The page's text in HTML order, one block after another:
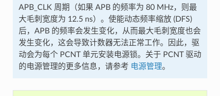
APB_CLK 周期（如果 APB 的频率为 80 MHz，则最
大毛刺宽度为 12.5 ns）。使能动态频率缩放 (DFS)
后，APB 的频率会发生变化，从而最大毛刺宽度也会
发生变化，这会导致计数器无法正常工作。因此，驱
动会为每个 PCNT 单元安装电源锁。关于 PCNT 驱动
的电源管理的更多信息，请参考 电源管理。